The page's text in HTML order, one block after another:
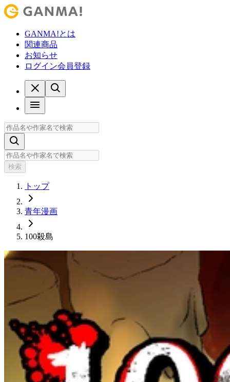
GANMA!とは
関連商品
お知らせ
ログイン会員登録
検索
トップ
青年漫画
100殺島